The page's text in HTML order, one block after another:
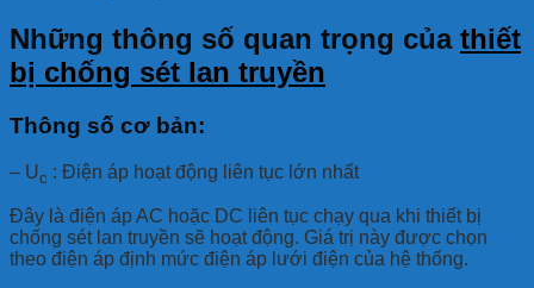
Những thông số quan trọng của thiết
bị chống sét lan truyền
Thông số cơ bản:
– Uc : Điện áp hoạt động liên tục lớn nhất
Đây là điện áp AC hoặc DC liên tục chạy qua khi thiết bị
chống sét lan truyền sẽ hoạt động. Giá trị này được chọn
theo điện áp định mức điện áp lưới điện của hệ thống.